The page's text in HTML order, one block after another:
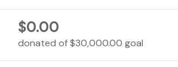
$0.00
donated of$30,000.00 goal